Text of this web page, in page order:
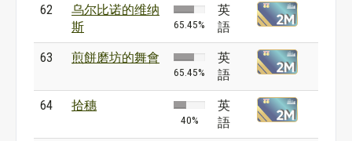
62
乌尔比诺的维纳
斯
65.45%
英
語
63 煎餅磨坊的舞會
65.45%
英
語
64 拾穗
40%
英
語